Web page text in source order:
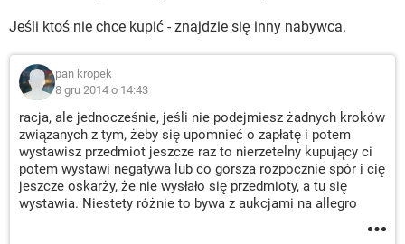
Jeśli ktoś nie chce kupić - znajdzie się inny nabywca.
pan kropek
8 gru 2014 o 14:43
racja, ale jednocześnie, jeśli nie podejmiesz żadnych kroków
związanych z tym, żeby się upomnieć o zapłatę i potem
wystawisz przedmiot jeszcze raz to nierzetelny kupujący ci
potem wystawi negatywa lub co gorsza rozpocznie spór i cię
jeszcze oskarży, że nie wysłało się przedmioty, a tu się
wystawia. Niestety różnie to bywa z aukcjami na allegro